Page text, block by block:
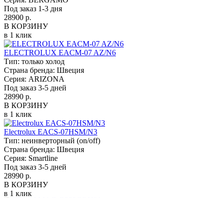
Под заказ 1-3 дня
28900 р.
В КОРЗИНУ
в 1 клик
ELECTROLUX EACM-07 AZ/N6
Тип: только холод
Страна бренда: Швеция
Серия: ARIZONA
Под заказ 3-5 дней
28990 р.
В КОРЗИНУ
в 1 клик
Electrolux EACS-07HSM/N3
Тип: неинверторный (on/off)
Страна бренда: Швеция
Серия: Smartline
Под заказ 3-5 дней
28990 р.
В КОРЗИНУ
в 1 клик